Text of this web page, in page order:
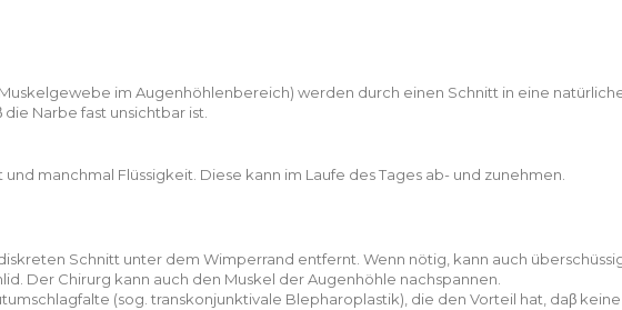
im Augenhöhlenbereich) werden durch einen Schnitt in eine
Narbe fast unsichtbar ist.
manchmal Flüssigkeit. Diese kann im Laufe des Tages ab- und zunehmen.
Schnitt unter dem Wimperrand entfernt. Wenn nötig, kann auch
Der Chirurg kann auch den Muskel der Augenhöhle nachspannen.
(sog. transkonjunktivale Blepharoplastik), die den Vorteil hat, daβ